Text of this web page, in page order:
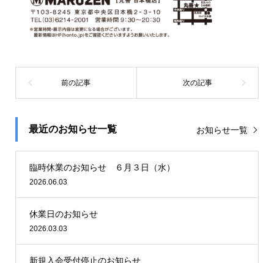
最近のお知らせ一覧 お知らせ一覧
臨時休業のお知らせ ６月３日（水）
2026.06.03
休業日のお知らせ
2026.03.03
新規入会受付停止のお知らせ